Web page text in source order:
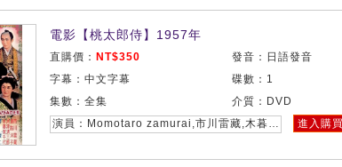
電影【桃太郎侍】1957年
直購價： NT$350
發音：日語發音
字幕：中文字幕
碟數：1
集數：全集
介質：DVD
演員：Momotaro zamurai,市川雷藏,木暮實千代,浦路洋子,河津清三郎
進入購買